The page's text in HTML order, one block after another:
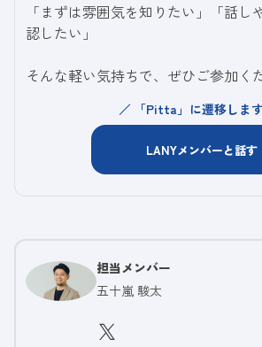
「まずは雰囲気を知りたい」「話し
認したい」
そんな軽い気持ちで、ぜひご参加く
「Pitta」に遷移しま
LANYメンバーと話す
担当メンバー
五十嵐 駿太